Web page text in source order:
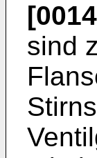
sind